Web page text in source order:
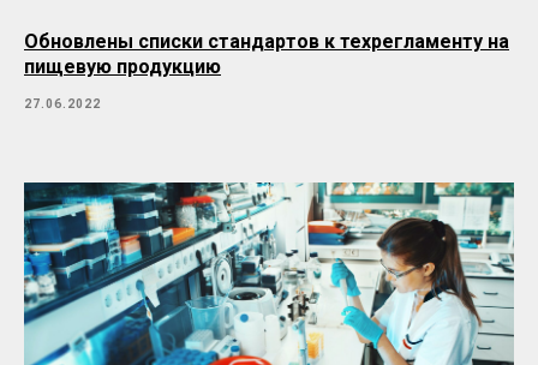
Обновлены списки стандартов к техрегламенту на
пищевую продукцию
27.06.2022